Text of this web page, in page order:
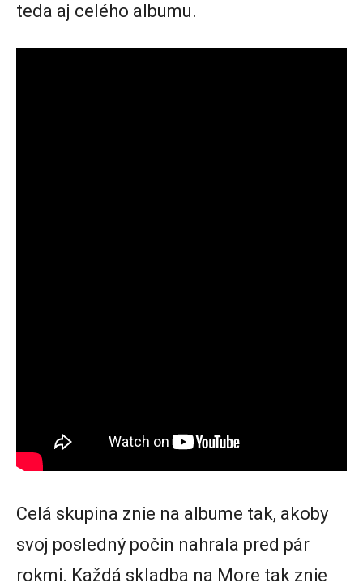
teda aj celého albumu.
Celá skupina znie na albume tak, akoby
svoj posledný počin nahrala pred pár
rokmi. Každá skladba na More tak znie